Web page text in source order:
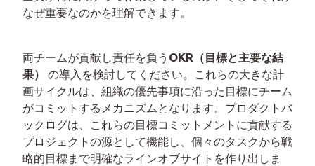
なぜ重要なのかを理解できます。
両チームが貢献し責任を負う OKR（目標と主要な結
果）
の導入を検討してください。これらの大きな計
画サイクルは、組織の優先事項に沿った目標にチーム
がコミットするメカニズムとなります。プロダクトバ
ックログは、これらの目標コミットメントに貢献する
プロジェクトの源として機能し、個々のタスクから戦
略的目標まで明確なラインオブサイトを作り出しま